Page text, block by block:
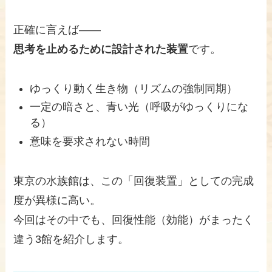
正確に言えば——
思考を止めるために設計された装置です。
ゆっくり動く生き物（リズムの強制同期）
一定の暗さと、青い光（呼吸がゆっくりにな
る）
意味を要求されない時間
東京の水族館は、この「回復装置」としての完成
度が異様に高い。
今回はその中でも、回復性能（効能）がまったく
違う3館を紹介します。